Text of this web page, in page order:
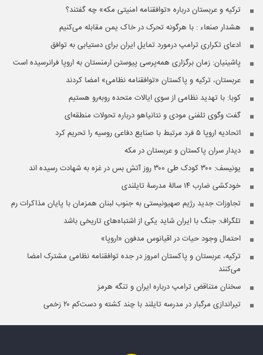
ترکیه و عربستان درباره «توافقنامه امنیتی مکه» چه گفتند؟
هشدار صنعاء : با هرگونه تحرک در خاک یمن مقابله می‌کنیم
ادعای تکراری ترامپ درمورد تمایل ایران برای دستیابی به توافق
پاشینیان: زمان برگزاری همه‌پرسی پیوستن ارمنستان به اروپا فرانرسیده است
عربستان، ترکیه و پاکستان «توافقنامه نظامی» امضا کردند
کوبا: با تهدید نظامی از سوی ایالات متحده روبه‌رو هستیم
گفت وگوی تلفنی مودی و نتانیاهو درباره تحولات منطقه‌ای
اتحادیه اروپا ۵ فرد مرتبط با صنایع دفاعی روسیه را تحریم کرد
دیدار سران پاکستان و عربستان در مکه
یونیسف: ۳۰۰ کودک طی ۳۰۰ روز آتش بس در غزه به شهادت رسیده اند
خودکشی ضارب ۱۴ سالۀ مدرسۀ تایلندی
تجاوزات جدید رژیم صهیونیستی به جنوب لبنان همزمان با پایان مذاکرات رم
تلگراف: جنگ با ایران شاید یکی از اشتباه‌های تاریخی باشد
احتمال وجود حیات در اقیانوس مدفون «اروپا»
ترکیه، عربستان و پاکستان امروز در جده توافقنامه نظامی مشترک امضا
می‌کنند
سخنان متناقض ترامپ درباره ایران و تنگه هرمز
تیراندازی مرگبار در مدرسه‌ تایلند با چند کشته و دست‌کم ۲۰ زخمی